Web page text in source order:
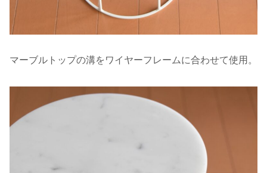
マーブルトップの溝をワイヤーフレームに合わせて使用。